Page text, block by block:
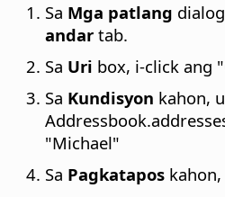
Sa Mga patlang
andar tab.
Sa Uri box, i-click ang
Sa Kundisyon kahon,
"Michael"
Sa Pagkatapos